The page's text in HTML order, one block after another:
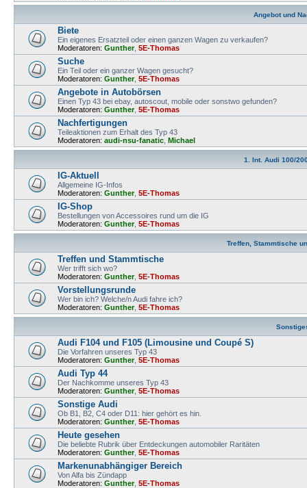
Angebot und
Biete
Ein eigenes Ersatzteil oder einen ganzen Wagen zu verkaufen?
Moderatoren: Gunther, 5E-Thomas
Suche
Ein Teil oder ein ganzer Wagen gesucht?
Moderatoren: Gunther, 5E-Thomas
Angebote in Autobörsen
Einen Typ 43 bei ebay, autoscout, mobile oder sonstwo gefunden?
Moderatoren: Gunther, 5E-Thomas
Nachfertigungen
Teileaktionen zum Erhalt des Typ 43
Moderatoren: audi-nsu-fanatic Michael
1. Int. Audi 100/
IG-Aktuell
Allgemeine IG-Infos
Moderatoren: Gunther, 5E-Thomas
IG-Shop
Bestellungen von Accessoires rund um die IG
Moderatoren: Gunther, 5E-Thomas
Treffen, Stammtische
Treffen und Stammtische
Wer trifft sich wo?
Moderatoren: Gunther, 5E-Thomas
Vorstellungsrunde
Wer bin ich? Welche/n Audi fahre ich?
Moderatoren: Gunther, 5E-Thomas
Audi F104 und F105 (Limousine und Coupé S)
Die Vorfahren unseres Typ 43
Moderatoren: Gunther, 5E-Thomas
Audi Typ 44
Der Nachkomme unseres Typ 43
Moderatoren: Gunther, 5E-Thomas
Sonstige Audi
Ob B1, B2, C4 oder D11: hier gehört es hin.
Moderatoren: Gunther, 5E-Thomas
Heute gesehen
Die beliebte Rubrik über Entdeckungen automobiler Raritäten
Moderatoren: Gunther, 5E-Thomas
Markenunabhängiger Bereich
Von Alfa bis Zündapp
Moderatoren: Gunther, 5E-Thomas